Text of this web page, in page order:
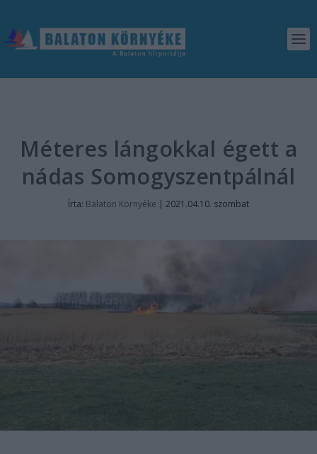
Méteres lángokkal égett a
nádas Somogyszentpálnál
Írta: Balaton Környéke | 2021.04.10. szombat